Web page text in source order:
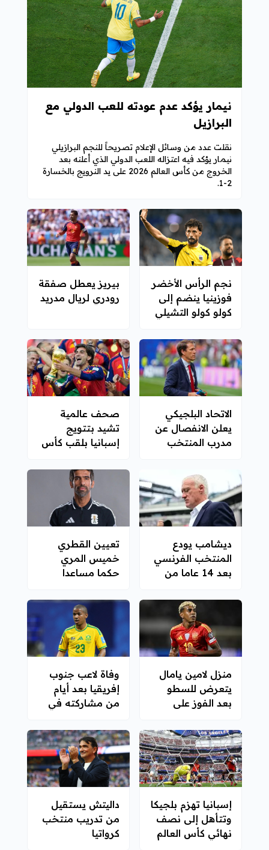
نيمار يؤكد عدم عودته للعب الدولي مع
البرازيل
نقلت عدد من وسائل الإعلام تصريحاً للنجم البرازيلي
نيمار يؤكد فيه اعتزاله اللعب الدولي الذي أعلنه بعد
الخروج من كأس العالم 2026 على يد النرويج بالخسارة
2-1.
نجم الرأس الأخضر
فوزينيا ينضم إلى
كولو كولو التشيلي
بيريز يعطل صفقة
رودري لريال مدريد
الاتحاد البلجيكي
يعلن الانفصال عن
مدرب المنتخب
صحف عالمية
تشيد بتتويج
إسبانيا بلقب كأس
ديشامب يودع
المنتخب الفرنسي
بعد 14 عاما من
تعيين القطري
خميس المري
حكما مساعدا
نهائي كأس العالم
منزل لامين يامال
يتعرض للسطو
بعد الفوز على
وفاة لاعب جنوب
إفريقيا بعد أيام
من مشاركته في
إسبانيا تهزم بلجيكا
وتتأهل إلى نصف
نهائي كأس العالم
داليتش يستقيل
من تدريب منتخب
كرواتيا